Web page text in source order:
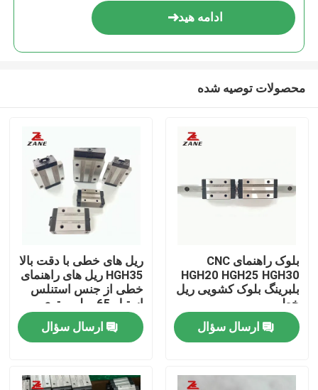
خانه
محصولات
ادامه هید
محصولات توصیه شده
بلوک راهنمای CNC
HGH20 HGH25 HGH30
بلبرینگ بلوک کشویی ریل
خطی
ارسال سؤال
ریل های خطی با دقت بالا
HGH35 ریل های راهنمای
خطی از جنس استنلس
استیل 65 میلی متری
GHH HA
ارسال سؤال